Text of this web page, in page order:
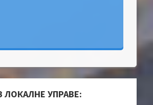
ЛОКАЛНЕ УПРАВЕ: